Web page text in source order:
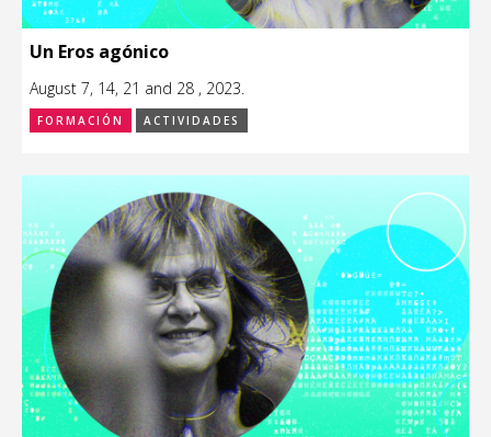
Un Eros agónico
August 7, 14, 21 and 28 , 2023.
FORMACIÓN ACTIVIDADES